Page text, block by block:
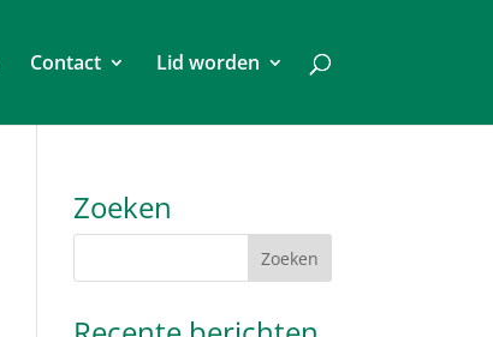
Contact Lid worden
Zoeken